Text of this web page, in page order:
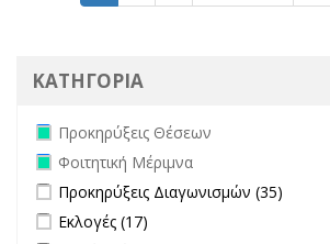
ΚΑΤΗΓΟΡΙΑ
Remove Προκηρύξεις Θέσεων filter
Προκηρύξεις Θέσεων
Remove Φοιτητική Μέριμνα filter
Φοιτητική Μέριμνα
Apply Προκηρύξεις Διαγωνισμών filter
Προκηρύξεις Διαγωνισμών (35)
Apply Εκλογές filter
Εκλογές (17)